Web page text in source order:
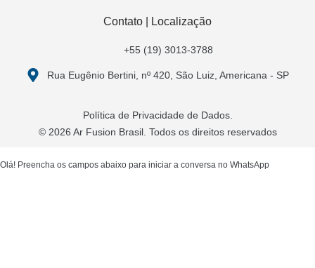
Contato | Localização
+55 (19) 3013-3788
Rua Eugênio Bertini, nº 420, São Luiz, Americana - SP
Política de Privacidade de Dados.
© 2026 Ar Fusion Brasil. Todos os direitos reservados
Olá! Preencha os campos abaixo para iniciar a conversa no WhatsApp